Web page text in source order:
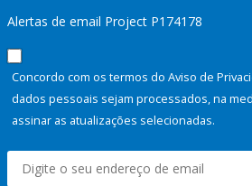
Alertas de email Project P174178
Concordo com os termos do Aviso de
dados pessoais sejam processados, na
assinar as atualizações selecionadas.